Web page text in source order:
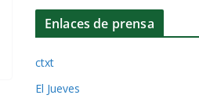
Enlaces de prensa
ctxt
El Jueves